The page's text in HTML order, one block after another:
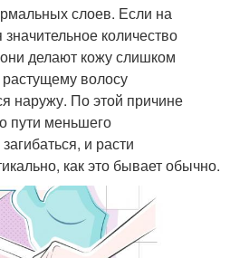
слоев. Если на
количество
они делают кожу слишком
растущему волосу
наружу. По этой причине
пути меньшего
и расти
как это бывает обычно.